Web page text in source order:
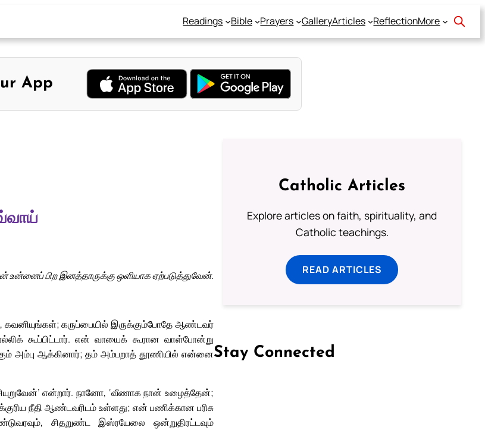
Readings Bible Prayers GalleryArticles ReflectionMore
App
உன்னைப் பிற இனத்தாருக்கு ஒளியாக ஏற்படுத்துவேன்.
கருப்பையில் இருக்கும்போதே ஆண்டவர்
கூப்பிட்டார். என் வாயைக் கூரான வாள்போன்று
அம்பு ஆக்கினார்; தம் அம்பறாத் தூணியில் என்னை
என்றார். நானோ, ‘வீணாக நான் உழைத்தேன்;
நீதி ஆண்டவரிடம் உள்ளது; என் பணிக்கான பரிசு
சிதறுண்ட இஸ்ரயேலை ஒன்றுதிரட்டவும்
Catholic Articles
Explore articles on faith, spirituality, and
Catholic teachings.
READ ARTICLES
Stay Connected
Follow us on Facebook